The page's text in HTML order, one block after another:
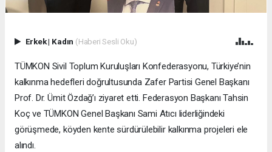
Erkek| Kadın (Haberi Sesli Oku)
TÜMKON Sivil Toplum Kuruluşları Konfederasyonu, Türkiye’nin
kalkınma hedefleri doğrultusunda Zafer Partisi Genel Başkanı
Prof. Dr. Ümit Özdağ’ı ziyaret etti. Federasyon Başkanı Tahsin
Koç ve TÜMKON Genel Başkanı Sami Atıcı liderliğindeki
görüşmede, köyden kente sürdürülebilir kalkınma projeleri ele
alındı.